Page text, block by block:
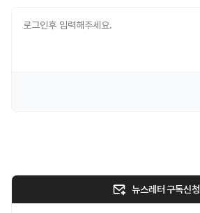
뉴스레터 구독신청